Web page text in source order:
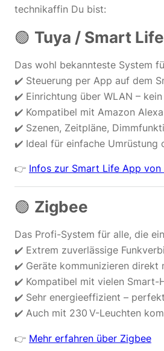
technikaffin Du bist:
🟢 Tuya / Smart
Das wohl bekannteste System
✔️ Steuerung per App auf dem
✔️ Einrichtung über WLAN –
✔️ Kompatibel mit Amazon
✔️ Szenen, Zeitpläne,
✔️ Ideal für einfache Umrüstung
👉 Infos zur Smart Life App von
🟢 Zigbee
Das Profi-System für alle, die
✔️ Extrem zuverlässige
✔️ Geräte kommunizieren direkt
✔️ Kompatibel mit vielen Smart-
✔️ Sehr energieeffizient –
✔️ Auch mit 230 V-Leuchten
👉 Mehr erfahren über Zigbee